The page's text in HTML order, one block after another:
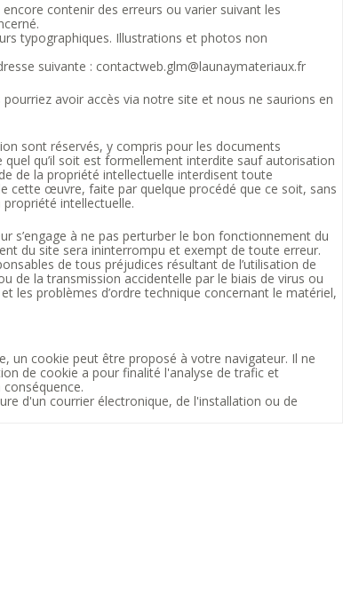
contenir des erreurs ou varier suivant les
typographiques. Illustrations et photos non
suivante : contactweb.glm@launaymateriaux.fr
avoir accès via notre site et nous ne saurions en
sont réservés, y compris pour les documents
qu’il soit est formellement interdite sauf autorisation
de la propriété intellectuelle interdisent toute
cette œuvre, faite par quelque procédé que ce soit, sans
intellectuelle.
s’engage à ne pas perturber le bon fonctionnement du
du site sera ininterrompu et exempt de toute erreur.
de tous préjudices résultant de l’utilisation de
de la transmission accidentelle par le biais de virus ou
les problèmes d’ordre technique concernant le matériel,
un cookie peut être proposé à votre navigateur. Il ne
de cookie a pour finalité l'analyse de trafic et
d'un courrier électronique, de l'installation ou de